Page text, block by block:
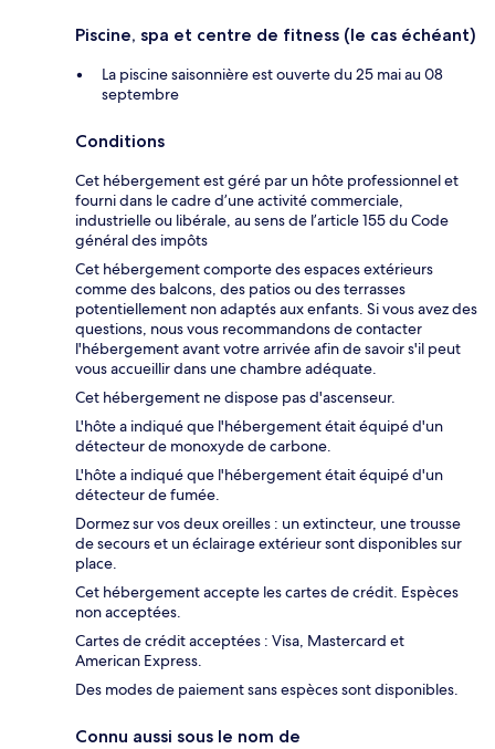
Piscine, spa et centre de fitness (le cas échéant)
La piscine saisonnière est ouverte du 25 mai au 08
septembre
Conditions
Cet hébergement est géré par un hôte professionnel et
fourni dans le cadre d’une activité commerciale,
industrielle ou libérale, au sens de l’article 155 du Code
général des impôts
Cet hébergement comporte des espaces extérieurs
comme des balcons, des patios ou des terrasses
potentiellement non adaptés aux enfants. Si vous avez des
questions, nous vous recommandons de contacter
l'hébergement avant votre arrivée afin de savoir s'il peut
vous accueillir dans une chambre adéquate.
Cet hébergement ne dispose pas d'ascenseur.
L'hôte a indiqué que l'hébergement était équipé d'un
détecteur de monoxyde de carbone.
L'hôte a indiqué que l'hébergement était équipé d'un
détecteur de fumée.
Dormez sur vos deux oreilles : un extincteur, une trousse
de secours et un éclairage extérieur sont disponibles sur
place.
Cet hébergement accepte les cartes de crédit. Espèces
non acceptées.
Cartes de crédit acceptées : Visa, Mastercard et
American Express.
Des modes de paiement sans espèces sont disponibles.
Connu aussi sous le nom de